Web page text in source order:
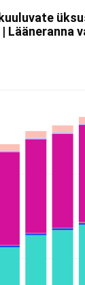
Lääneranna